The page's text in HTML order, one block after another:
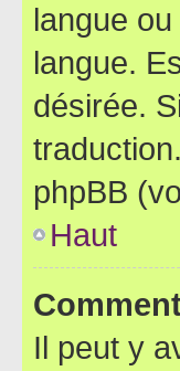
langue
langue.
désirée.
phpBB
Haut
Il peut y